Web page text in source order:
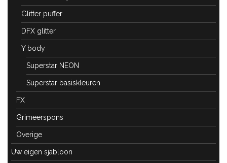
Glitter puffer
DFX glitter
Y body
Superstar NEON
Superstar basiskleuren
FX
Grimeerspons
Overige
Uw eigen sjabloon